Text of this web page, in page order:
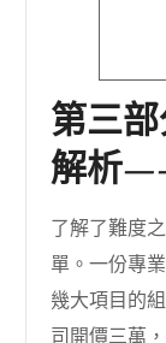
第三
解析
了解了難度
單。一份專
幾大項目的
司開價三萬